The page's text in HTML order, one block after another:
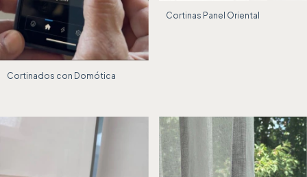
Cortinados con Domótica
Cortinas Panel Oriental